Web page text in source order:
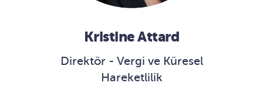
Kristine Attard
Direktör - Vergi ve Küresel
Hareketlilik